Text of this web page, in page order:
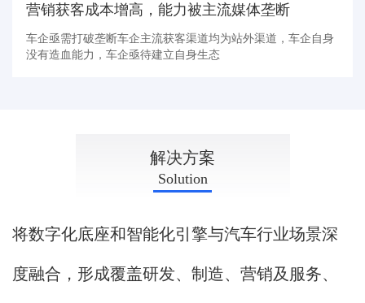
营销获客成本增高，能力被主流媒体垄断
车企亟需打破垄断车企主流获客渠道均为站外渠道，车企自身
没有造血能力，车企亟待建立自身生态
SOLUTION
解决方案
Solution
将数字化底座和智能化引擎与汽车行业场景深
度融合，形成覆盖研发、制造、营销及服务、